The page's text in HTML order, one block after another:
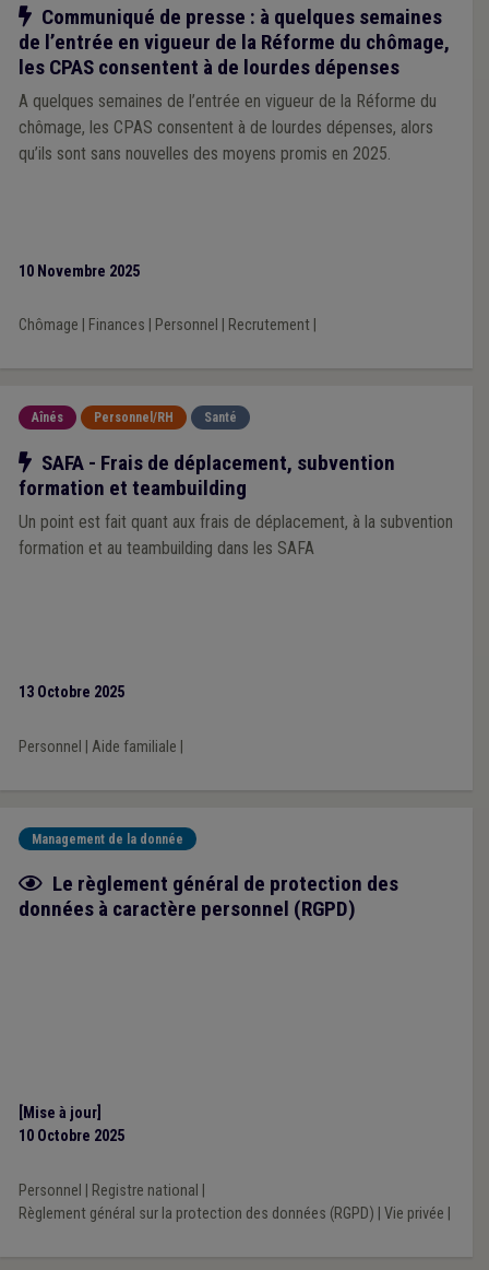
Notre action
Communiqué de presse : à quelques semaines
de l’entrée en vigueur de la Réforme du chômage,
les CPAS consentent à de lourdes dépenses
A quelques semaines de l’entrée en vigueur de la Réforme du
chômage, les CPAS consentent à de lourdes dépenses, alors
qu’ils sont sans nouvelles des moyens promis en 2025.
10 Novembre 2025
Chômage Finances Personnel Recrutement|
Aînés Personnel/RH Santé
Notre action
SAFA - Frais de déplacement, subvention
formation et teambuilding
Un point est fait quant aux frais de déplacement, à la subvention
formation et au teambuilding dans les SAFA
13 Octobre 2025
Personnel Aide familiale
Management de la donnée
Fiche focus
Le règlement général de protection des
données à caractère personnel (RGPD)
[Mise à jour]
10 Octobre 2025
Personnel Registre national
Règlement général sur la protection des données (RGPD) Vie privée